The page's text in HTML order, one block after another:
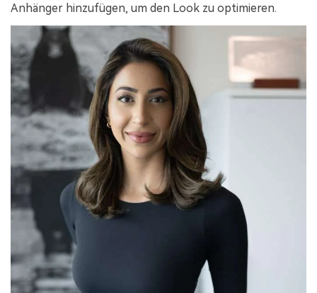
Anhänger hinzufügen, um den Look zu optimieren.